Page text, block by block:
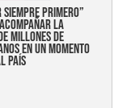
siempre primero”
la
millones de
en un momento
país